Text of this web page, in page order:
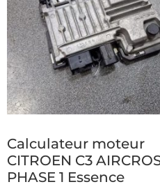
Calculateur moteur
CITROEN C3
PHASE 1 Essence